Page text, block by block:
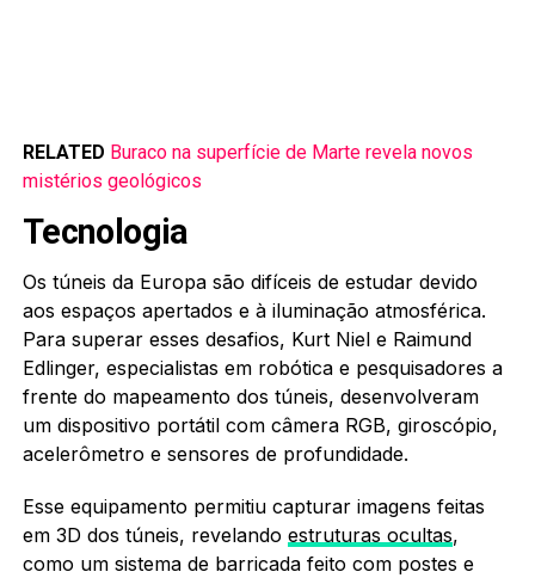
RELATED Buraco na superfície de Marte revela novos
mistérios geológicos
Tecnologia
Os túneis da Europa são difíceis de estudar devido
aos espaços apertados e à iluminação atmosférica.
Para superar esses desafios, Kurt Niel e Raimund
Edlinger, especialistas em robótica e pesquisadores a
frente do mapeamento dos túneis, desenvolveram
um dispositivo portátil com câmera RGB, giroscópio,
acelerômetro e sensores de profundidade.
Esse equipamento permitiu capturar imagens feitas
em 3D dos túneis, revelando estruturas ocultas,
como um sistema de barricada feito com postes e